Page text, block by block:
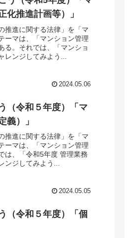
化推進計画等）」
推進に関する法律」を「マ
ーマは、「マンション管理
る。それでは、「マンショ
レンジしてみよう...
2024.05.06
（令和５年度）「マ
義）」
推進に関する法律」を「マ
ーマは、「マンション管理
は、「令和5年度 管理業務
ンジしてみよう...
2024.05.05
（令和５年度）「個